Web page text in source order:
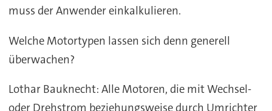
muss der Anwender einkalkulieren.
Welche Motortypen lassen sich denn generell
überwachen?
Lothar Bauknecht: Alle Motoren, die mit Wechsel-